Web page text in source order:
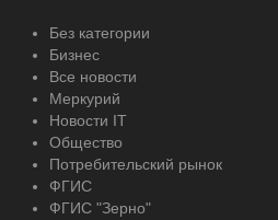
Без категории
Бизнес
Все новости
Меркурий
Новости IT
Общество
Потребительский рынок
ФГИС
ФГИС "Зерно"